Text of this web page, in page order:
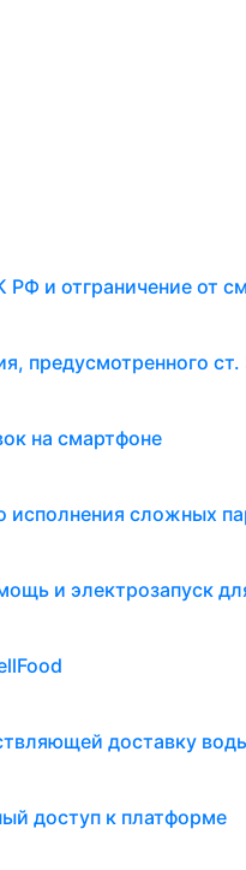
и отграничение от
предусмотренного
на смартфоне
исполнения сложных
и электрозапуск
доставку
доступ к платформе